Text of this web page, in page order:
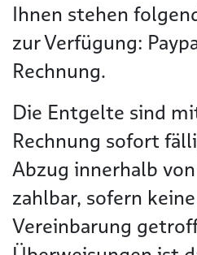
Ihnen stehen
zur Verfügung:
Rechnung.
Die Entgelte sind
Rechnung sofort
Abzug innerhalb
zahlbar, sofern
Vereinbarung